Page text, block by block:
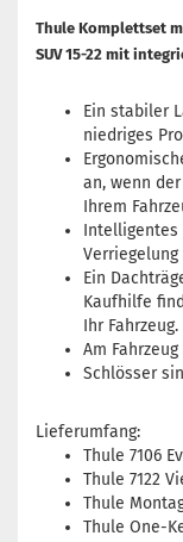
Thule Komplettset
SUV 15-22 mit
Ein stabiler
niedriges
an, wenn
Ihrem
Intelligentes
Ein
Kaufhilfe
Ihr Fahrzeug.
Am
Schlösser
Lieferumfang:
Thule 7106
Thule 7122
Thule
Thule One-